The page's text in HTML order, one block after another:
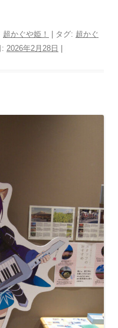
超かぐや姫！ | タグ: 超かぐ
: 2026年2月28日 |